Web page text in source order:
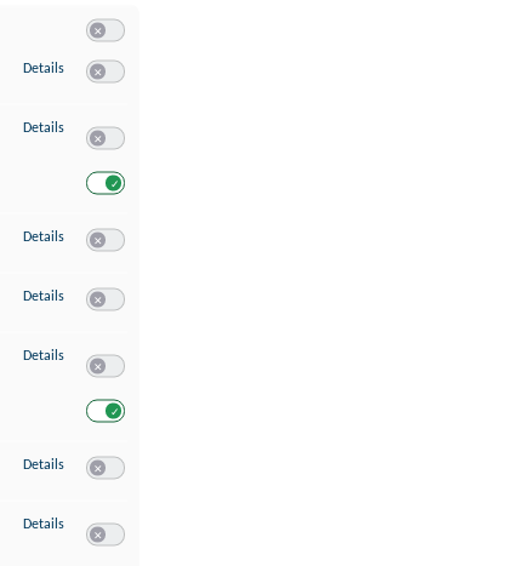
Details zu Speichern von oder Zugriff auf Informationen auf einem Endgerät
Details zu Verwendung reduzierter Daten zur Auswahl von Werbeanzeigen
Details zu Erstellung von Profilen für personalisierte Werbung
Details zu Verwendung von Profilen zur Auswahl personalisierter Werbung
Details zu Messung der Werbeleistung
Details zu Messung der Performance von Inhalten
Details zu Analyse von Zielgruppen durch Statistiken oder Kombinationen von